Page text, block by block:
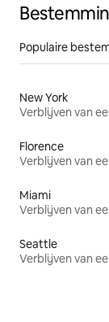
Populaire
New York
Verblijven van
Florence
Verblijven van
Miami
Verblijven van
Seattle
Verblijven van